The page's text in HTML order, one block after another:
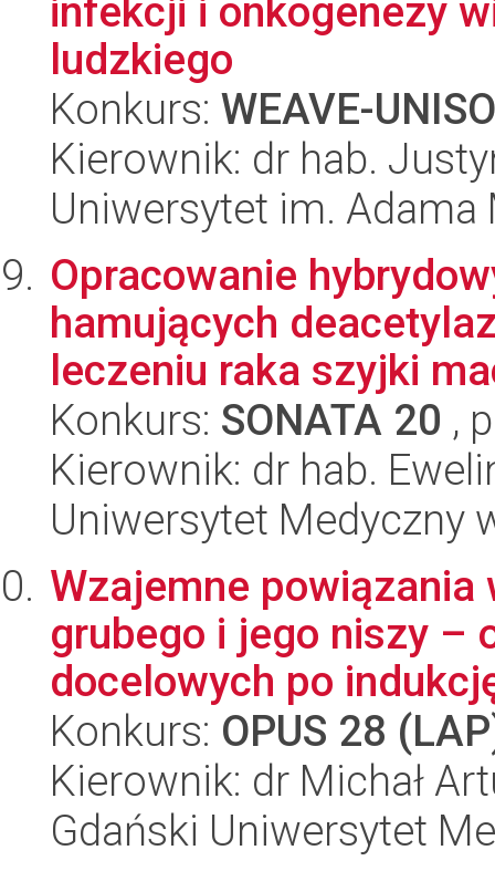
infekcji i onkogenezy
ludzkiego
Konkurs: WEAVE-
Kierownik: dr hab.
Uniwersytet im.
Opracowanie
hamujących
leczeniu raka szyjki
Konkurs: SONATA 20 ,
Kierownik: dr hab.
Uniwersytet Medyczny
Wzajemne
grubego i jego niszy –
docelowych po
Konkurs: OPUS 28
Kierownik: dr Michał
Gdański Uniwersytet